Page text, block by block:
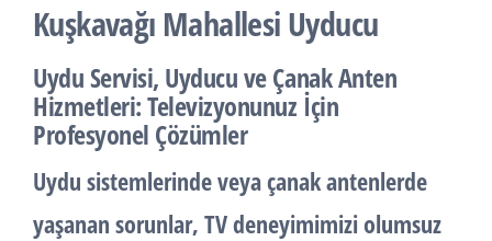
Kuşkavağı Mahallesi Uyducu
Uydu Servisi, Uyducu ve Çanak Anten
Hizmetleri: Televizyonunuz İçin
Profesyonel Çözümler
Uydu sistemlerinde veya çanak antenlerde
yaşanan sorunlar, TV deneyimimizi olumsuz